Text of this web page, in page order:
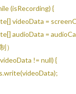
(isRecording) {
videoData =
audioData =
）
!= null) {